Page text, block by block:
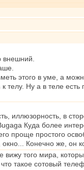
этого в уме, а
Ну а в теле
иллюзорность, в
Куда более
проще простого
Конечно же, он
того мира,
такое сотовый